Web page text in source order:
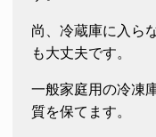
尚、冷蔵庫に入ら
も大丈夫です。
一般家庭用の冷凍
質を保てます。